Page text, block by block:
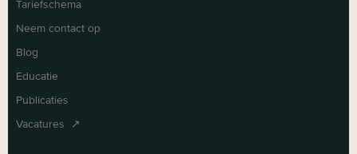
Tariefschema
Neem contact op
Blog
Educatie
Publicaties
Vacatures ↗